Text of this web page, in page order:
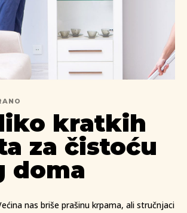
kratkih
za čistoću
doma
nas briše prašinu krpama, ali stručnjaci